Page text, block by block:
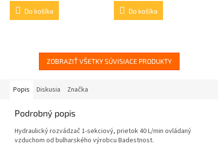
Do košíka Do košíka
ZOBRAZIŤ VŠETKY SÚVISIACE PRODUKTY
Popis Diskusia Značka
Podrobný popis
Hydraulický rozvádzač 1-sekciový, prietok 40 L/min ovládaný
vzduchom od bulharského výrobcu Badestnost.